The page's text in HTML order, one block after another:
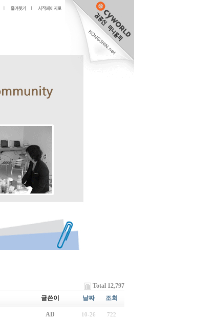
Total 12,797
글쓴이 날짜 조회
AD 10-26 722